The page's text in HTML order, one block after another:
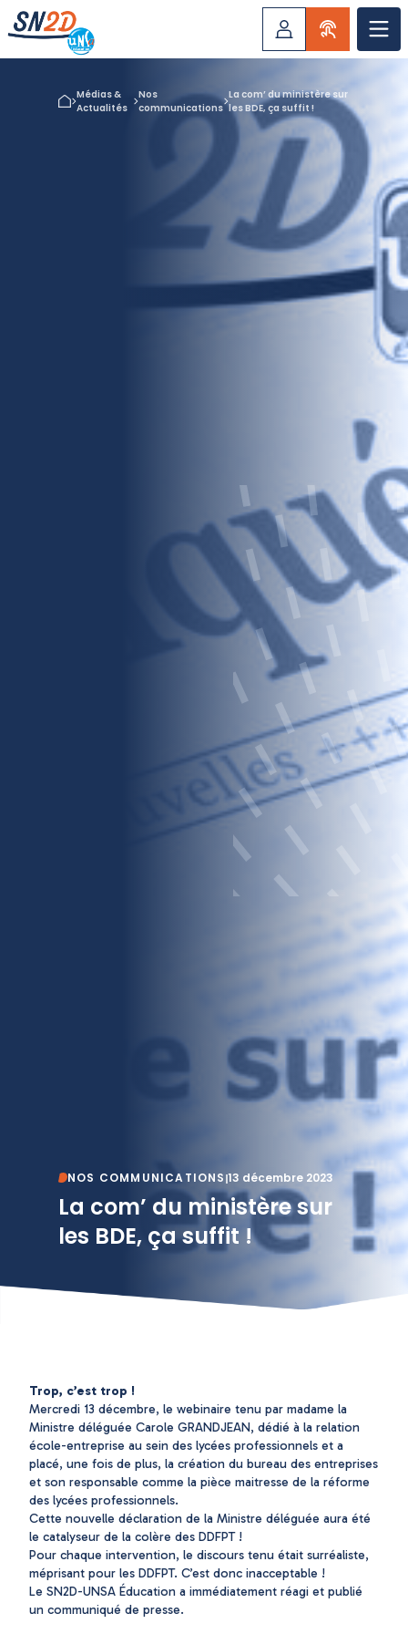
Médias &
Actualités
Nos
communications
La com’ du ministère sur
les BDE, ça suffit !
NOS COMMUNICATIONS 13 décembre 2023
La com’ du ministère sur
les BDE, ça suffit !
Trop, c’est trop !
Mercredi 13 décembre, le webinaire tenu par madame la
Ministre déléguée Carole GRANDJEAN, dédié à la relation
école-entreprise au sein des lycées professionnels et a
placé, une fois de plus, la création du bureau des entreprises
et son responsable comme la pièce maitresse de la réforme
des lycées professionnels.
Cette nouvelle déclaration de la Ministre déléguée aura été
le catalyseur de la colère des DDFPT !
Pour chaque intervention, le discours tenu était surréaliste,
méprisant pour les DDFPT. C’est donc inacceptable !
Le SN2D-UNSA Éducation a immédiatement réagi et publié
un communiqué de presse.